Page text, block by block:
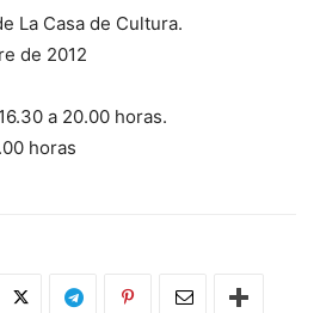
La Casa de Cultura.
de 2012
a 20.00 horas.
horas